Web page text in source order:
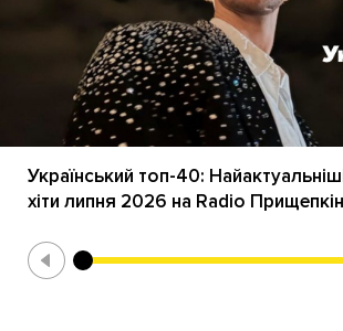
Український топ-40:
хіти липня 2026 на Radio